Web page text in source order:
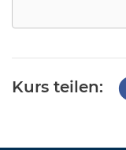
Kurs teilen: